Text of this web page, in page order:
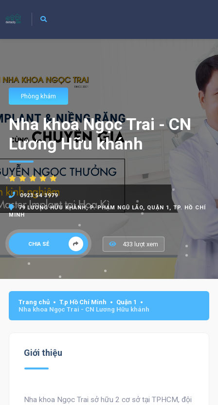
Phòng khám
Nha khoa Ngọc Trai - CN
Lương Hữu khánh
0923 54 3979
79 LƯƠNG HỮU KHÁNH, P. PHẠM NGŨ LÃO, QUẬN 1, TP. HỒ CHÍ
MINH
CHIA SẺ 433 lượt xem
Trang chủ T.p Hồ Chí Minh
Quận 1
Nha khoa Ngọc Trai - CN Lương Hữu khánh
Giới thiệu
Nha khoa Ngọc Trai sở hữu 2 cơ sở tại TPHCM, đội